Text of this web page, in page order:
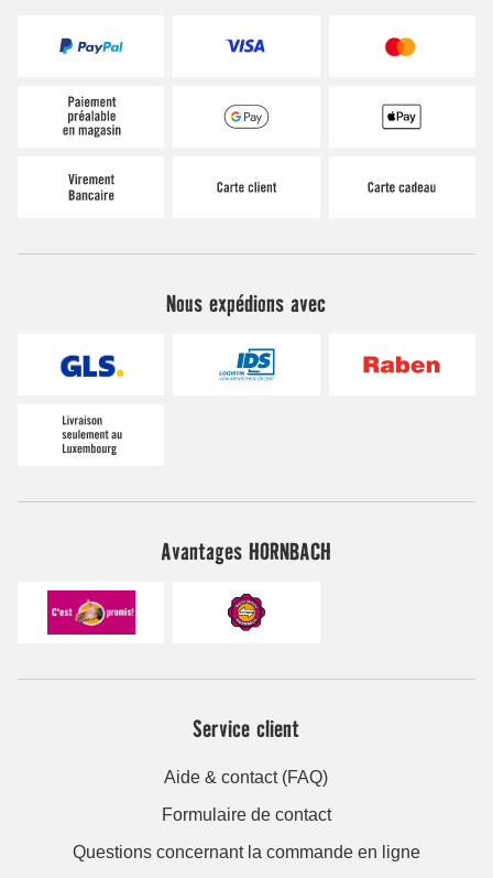
Nous expédions avec
Avantages HORNBACH
Service client
Aide & contact (FAQ)
Formulaire de contact
Questions concernant la commande en ligne